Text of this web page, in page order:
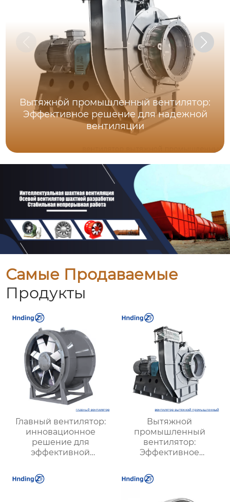
Вытяжной промышленный вентилятор:
Эффективное решение для надежной
вентиляции
Самые Продаваемые
Продукты
Главный вентилятор:
инновационное
решение для
эффективной
оптимизации работы
Вытяжной
промышленный
вентилятор:
Эффективное
надежной вентиляции